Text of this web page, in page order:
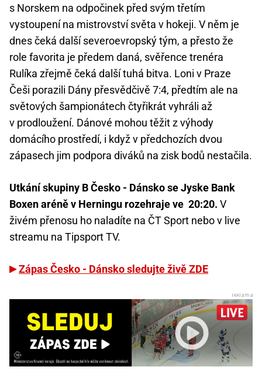
s Norskem na odpočinek před svým třetím
vystoupení na mistrovství světa v hokeji. V něm je
dnes čeká další severoevropský tým, a přesto že
role favorita je předem daná, svěřence trenéra
Rulíka zřejmě čeká další tuhá bitva. Loni v Praze
Češi porazili Dány přesvědčivě 7:4, předtím ale na
světových šampionátech čtyřikrát vyhráli až
v prodloužení. Dánové mohou těžit z výhody
domácího prostředí, i když v předchozích dvou
zápasech jim podpora diváků na zisk bodů nestačila.
Utkání skupiny B Česko - Dánsko se Jyske Bank
Boxen aréně v Herningu rozehraje ve 20:20. V
živém přenosu ho naladíte na ČT Sport nebo v live
streamu na Tipsport TV.
Zápas Česko - Dánsko sledujte živě ZDE